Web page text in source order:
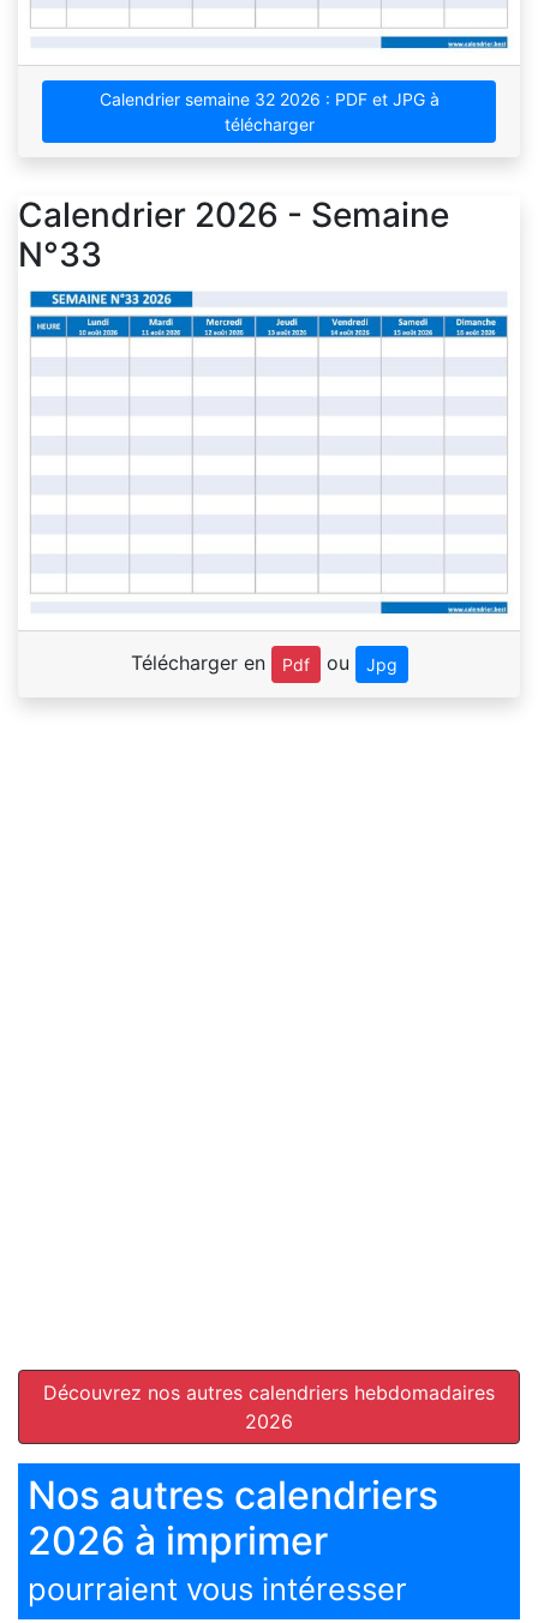
Calendrier semaine 32 2026 : PDF et JPG à
télécharger
Calendrier 2026 - Semaine
N°33
Télécharger en Pdf ou Jpg
Découvrez nos autres calendriers hebdomadaires
2026
Nos autres calendriers
2026 à imprimer
pourraient vous intéresser